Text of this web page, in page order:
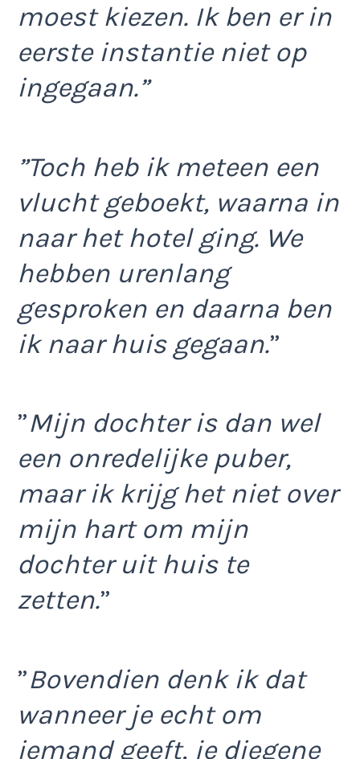
moest kiezen. Ik ben er in
eerste instantie niet op
ingegaan.”
”Toch heb ik meteen een
vlucht geboekt, waarna in
naar het hotel ging. We
hebben urenlang
gesproken en daarna ben
ik naar huis gegaan.”
”Mijn dochter is dan wel
een onredelijke puber,
maar ik krijg het niet over
mijn hart om mijn
dochter uit huis te
zetten.”
”Bovendien denk ik dat
wanneer je echt om
iemand geeft, je diegene